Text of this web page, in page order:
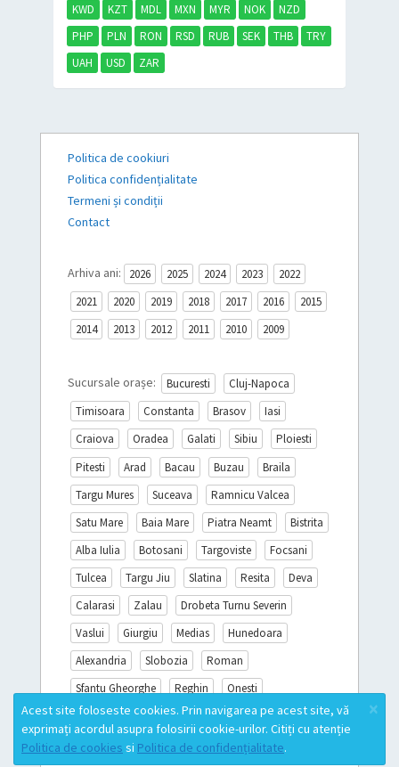
KWD
KZT MDL MXN MYR NOK
NZD
PHP
PLN RON RSD RUB SEK THB
TRY
UAH
USD ZAR
Politica de cookiuri
Politica confidențialitate
Termeni și condiții
Contact
Arhiva ani: 2026 2025 2024 2023
2022
2021
2020 2019 2018 2017 2016
2015
2014
2013 2012 2011 2010 2009
Sucursale orașe: Bucuresti
Cluj-Napoca
Timisoara
Constanta Brasov
Iasi
Craiova
Oradea Galati Sibiu
Ploiesti
Pitesti
Arad Bacau Buzau
Braila
Targu Mures
Suceava
Ramnicu Valcea
Satu Mare
Baia Mare Piatra Neamt
Bistrita
Alba Iulia
Botosani Targoviste
Focsani
Tulcea
Targu Jiu Slatina Resita
Deva
Calarasi
Zalau
Drobeta Turnu Severin
Vaslui
Giurgiu Medias
Hunedoara
Alexandria
Slobozia
Roman
Sfantu Gheorghe
Reghin
Onesti
Sighisoara
Miercurea Ciuc
Turda
Campina
Mioveni Lista completă
×
Acest site foloseste cookies. Prin navigarea pe acest site, vă
exprimați acordul asupra folosirii cookie-urilor. Citiți cu atenție
Politica de cookies si Politica de confidențialitate.